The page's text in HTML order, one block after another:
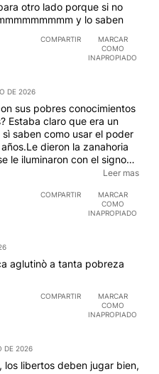
otro lado porque si no
y lo saben
COMPARTIR
MARCAR
COMO
INAPROPIADO
DE 2026
sus pobres conocimientos
Estaba claro que era un
saben como usar el poder
dieron la zanahoria
le iluminaron con el signo
hermanisimo.Pobre ilusa
la suya,pero la historia
Leer mas
COMPARTIR
MARCAR
COMO
INAPROPIADO
aglutinò a tanta pobreza
COMPARTIR
MARCAR
COMO
INAPROPIADO
DE 2026
los libertos deben jugar bien,